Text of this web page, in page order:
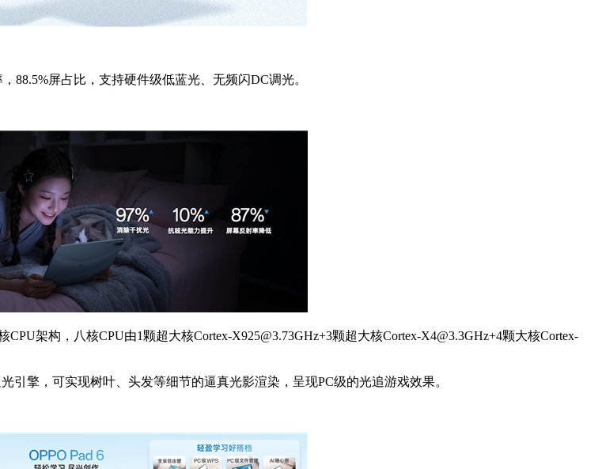
屏占比，支持硬件级低蓝光、无频闪DC调光。
架构，八核CPU由1颗超大核Cortex-X925@3.73GHz+3颗超大核Cortex-X4@3.3GHz+4颗大核Cortex-
擎，可实现树叶、头发等细节的逼真光影渲染，呈现PC级的光追游戏效果。